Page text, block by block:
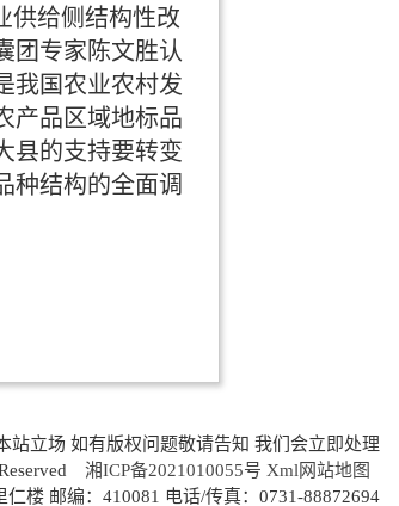
供给侧结构性改
团专家陈文胜认
我国农业农村发
产品区域地标品
县的支持要转变
种结构的全面调
立场 如有版权问题敬请告知 我们会立即处理
湘ICP备2021010055号 Xml网站地图
楼 邮编：410081 电话/传真：0731-88872694